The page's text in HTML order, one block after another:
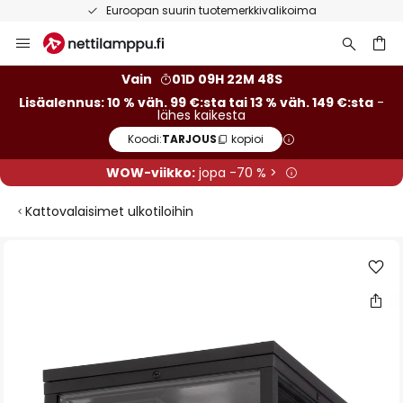
Euroopan suurin tuotemerkkivalikoima
to
Vain
01D 09H 22M 47S
Lisäalennus: 10 % väh. 99 €:sta tai 13 % väh. 149 €:sta -
lähes kaikesta
Koodi:TARJOUS kopioi
WOW-viikko:jopa -70 % >
Kattovalaisimet ulkotiloihin
images